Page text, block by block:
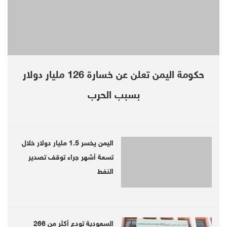
Army will respond against any
حكومة اليمن تعلن عن خسارة 126 مليار دولار
بسبب الحرب
اليمن يخسر 1.5 مليار دولار خلال
تسعة أشهر جراء توقف تصدير
النفط
السعودية تودع أكثر من 266